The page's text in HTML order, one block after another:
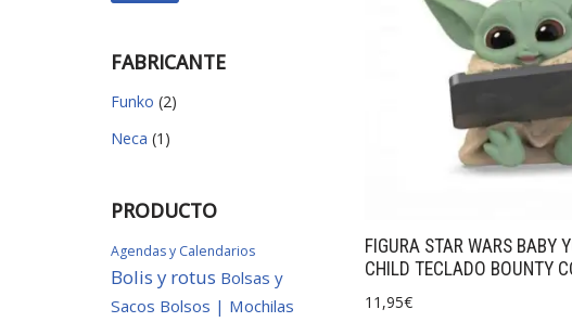
FABRICANTE
Funko (2)
Neca (1)
PRODUCTO
Agendas y Calendarios
Bolis y rotus Bolsas y
Sacos Bolsos | Mochilas
FIGURA STAR WARS BABY
CHILD TECLADO BOUNTY
11,95€